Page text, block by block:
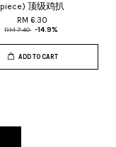
piece) 顶级鸡扒
RM 6.30
RM 7.40 -14.9%
ADD TO CART